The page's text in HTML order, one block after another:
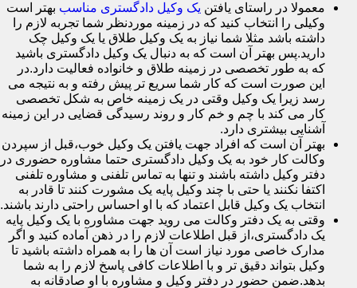
معمولا در راستای یافتن یک وکیل دادگستری مناسب بهتر است
وکیلی را انتخاب کنید که در زمینه موردنظر شما تجربه لازم را
داشته باشد مثلا شما نیاز به یک وکیل طلاق یا یک وکیل چک
دارید.پس بهتر آن است که به دنبال یک وکیل دادگستری باشید
که به طور تخصصی در زمینه طلاق و خانواده فعالیت دارد.در
این صورت است که کار شما سریع تر پیش رفته و به نتیجه می
رسد زیرا یک وکیل وقتی در یک زمینه خاص به شکل تخصصی
کار می کند با چم و خم کار و روند رسیدگی قضایی در این زمینه
آشنایی بیشتری دارد.
بهتر آن است که افراد جهت یافتن یک وکیل خوب،قبل از سپردن
وکالت کار خود به یک وکیل دادگستری حتما مشاوره حضوری در
دفتر وکیل داشته باشند و تنها به تماس تلفنی و مشاوره تلفنی
اکتفا نکنند یا حتی با چند وکیل پایه یک مشورت کنند تا قادر به
انتخاب یک وکیل قابل اعتماد که با او احساس راحتی دارند باشند.
وقتی به یک دفتر وکالت می روید جهت مشاوره با یک وکیل پایه
یک دادگستری،از قبل اطلاعات لازم را در ذهن آماده کنید و اگر
مدارک خاصی مورد نیاز است آن ها را به همراه داشته باشید تا
وکیل بتواند دقیق تر و با اطلاعات کافی پاسخ لازم را به شما
بدهد.ضمن حضور در دفتر وکیل و مشاوره با او صادقانه به